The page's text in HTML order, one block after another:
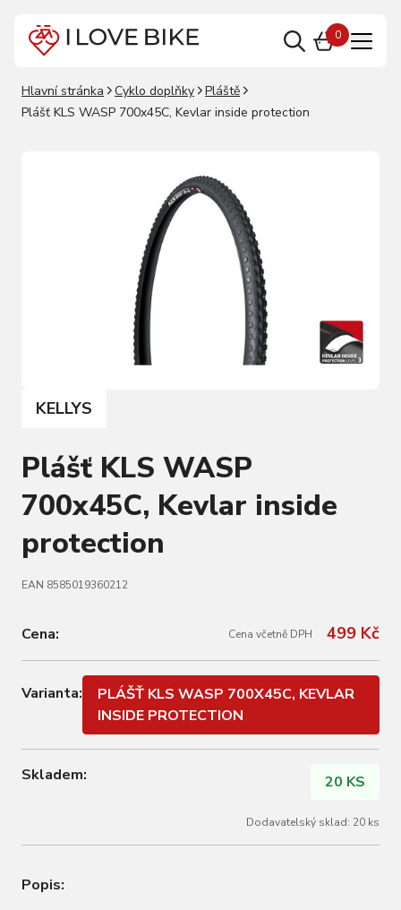
0
Hlavní stránka Cyklo doplňky
Pláště
Plášť KLS WASP 700x45C, Kevlar inside protection
KELLYS
Plášť KLS WASP
700x45C, Kevlar inside
protection
EAN 8585019360212
Cena: Cena včetně DPH 499 Kč
Varianta:
PLÁŠŤ KLS WASP 700X45C, KEVLAR
INSIDE PROTECTION
Skladem: 20 KS
Dodavatelský sklad: 20 ks
Popis: